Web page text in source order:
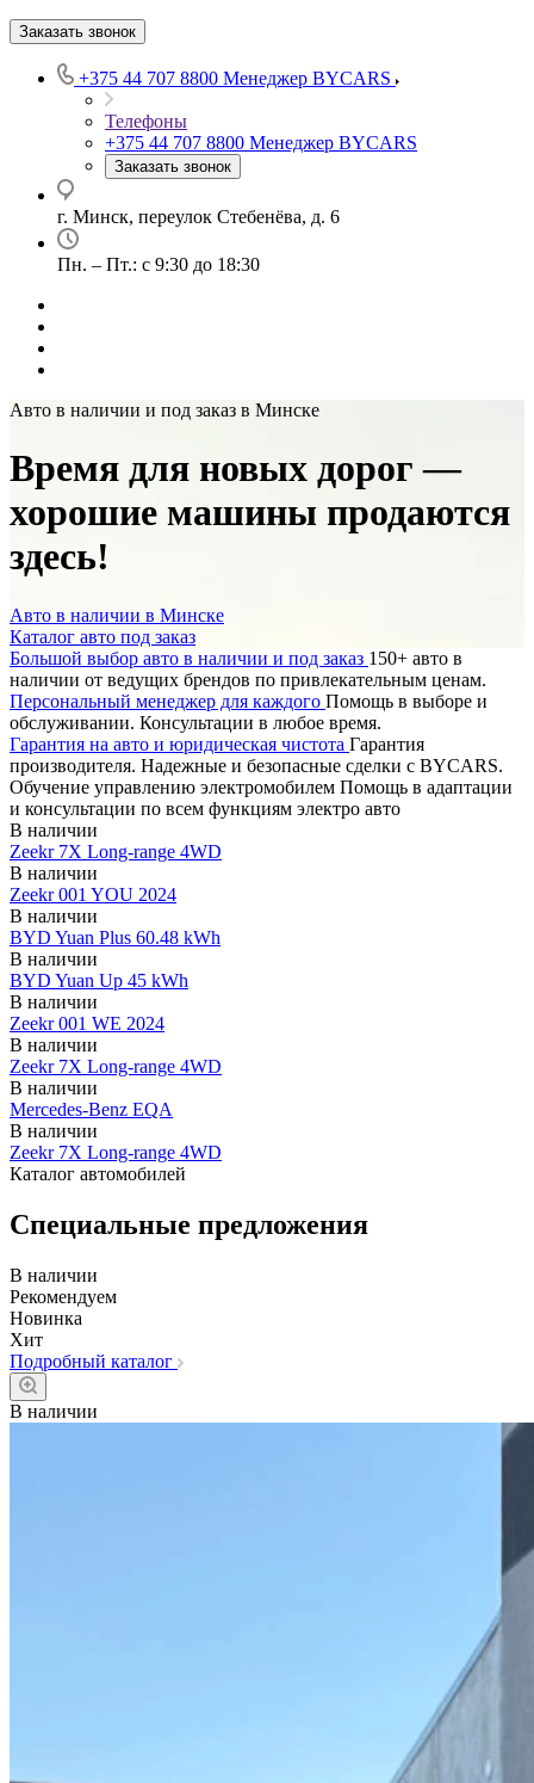
Заказать звонок
+375 44 707 8800 Менеджер BYCARS
Телефоны
+375 44 707 8800 Менеджер BYCARS
Заказать звонок
г. Минск, переулок Стебенёва, д. 6
Пн. – Пт.: с 9:30 до 18:30
Авто в наличии и под заказ в Минске
Время для новых дорог —
хорошие машины продаются
здесь!
Авто в наличии в Минске
Каталог авто под заказ
Большой выбор авто в наличии и под заказ 150+ авто в
наличии от ведущих брендов по привлекательным ценам.
Персональный менеджер для каждого Помощь в выборе и
обслуживании. Консультации в любое время.
Гарантия на авто и юридическая чистота Гарантия
производителя. Надежные и безопасные сделки с BYCARS.
Обучение управлению электромобилем Помощь в адаптации
и консультации по всем функциям электро авто
В наличии
Zeekr 7X Long-range 4WD
В наличии
Zeekr 001 YOU 2024
В наличии
BYD Yuan Plus 60.48 kWh
В наличии
BYD Yuan Up 45 kWh
В наличии
Zeekr 001 WE 2024
В наличии
Zeekr 7X Long-range 4WD
В наличии
Mercedes-Benz EQA
В наличии
Zeekr 7X Long-range 4WD
Каталог автомобилей
Специальные предложения
В наличии
Рекомендуем
Новинка
Хит
Подробный каталог
В наличии